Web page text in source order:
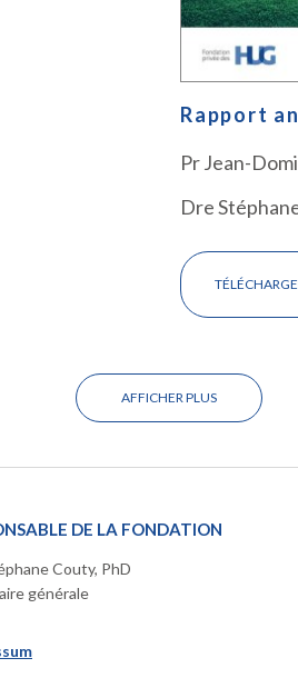
Rapport
Pr Jean-
Dre
AFFICHER PLUS
DE LA FONDATION
Couty, PhD
générale